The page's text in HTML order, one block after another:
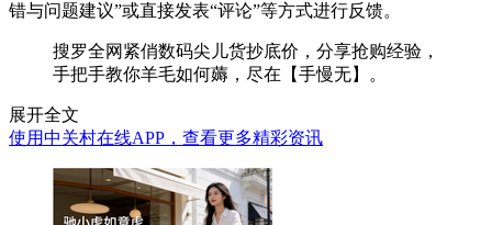
错与问题建议”或直接发表“评论”等方式进行反馈。
搜罗全网紧俏数码尖儿货抄底价，分享抢购经验，
手把手教你羊毛如何薅，尽在【手慢无】。
展开全文
使用中关村在线APP，查看更多精彩资讯